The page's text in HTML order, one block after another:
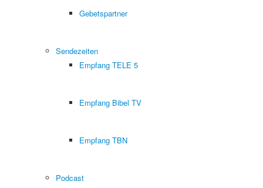
Gebetspartner
Sendezeiten
Empfang TELE 5
Empfang Bibel TV
Empfang TBN
Podcast